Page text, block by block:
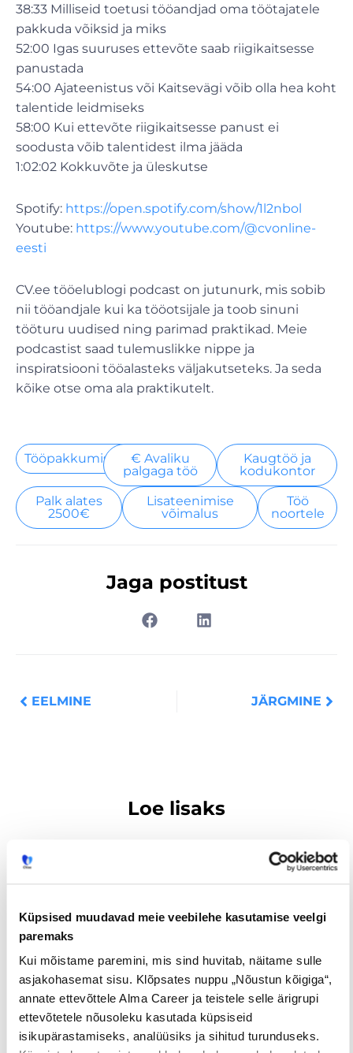
Küpsised muudavad meie veebilehe kasutamise veelgi
paremaks
Kui mõistame paremini, mis sind huvitab, näitame sulle
asjakohasemat sisu. Klõpsates nuppu „Nõustun kõigiga“,
annate ettevõttele Alma Career ja teistele selle ärigrupi
ettevõtetele nõusoleku kasutada küpsiseid
isikupärastamiseks, analüüsiks ja sihitud turunduseks.
38:33 Milliseid toetusi tööandjad oma töötajatele
pakkuda võiksid ja miks
52:00 Igas suuruses ettevõte saab riigikaitsesse
panustada
54:00 Ajateenistus või Kaitsevägi võib olla hea koht
talentide leidmiseks
58:00 Kui ettevõte riigikaitsesse panust ei
soodusta võib talentidest ilma jääda
1:02:02 Kokkuvõte ja üleskutse
Spotify: https://open.spotify.com/show/1l2nbol
Youtube: https://www.youtube.com/@cvonline-
eesti
CV.ee tööelublogi podcast on jutunurk, mis sobib
nii tööandjale kui ka tööotsijale ja toob sinuni
tööturu uudised ning parimad praktikad. Meie
podcastist saad tulemuslikke nippe ja
inspiratsiooni tööalasteks väljakutseteks. Ja seda
kõike otse oma ala praktikutelt.
Tööpakkumised
€ Avaliku
palgaga töö
Kaugtöö ja
kodukontor
Palk alates
2500€
Lisateenimise
võimalus
Töö
noortele
Jaga postitust
EELMINE JÄRGMINE
Loe lisaks
Uuringud